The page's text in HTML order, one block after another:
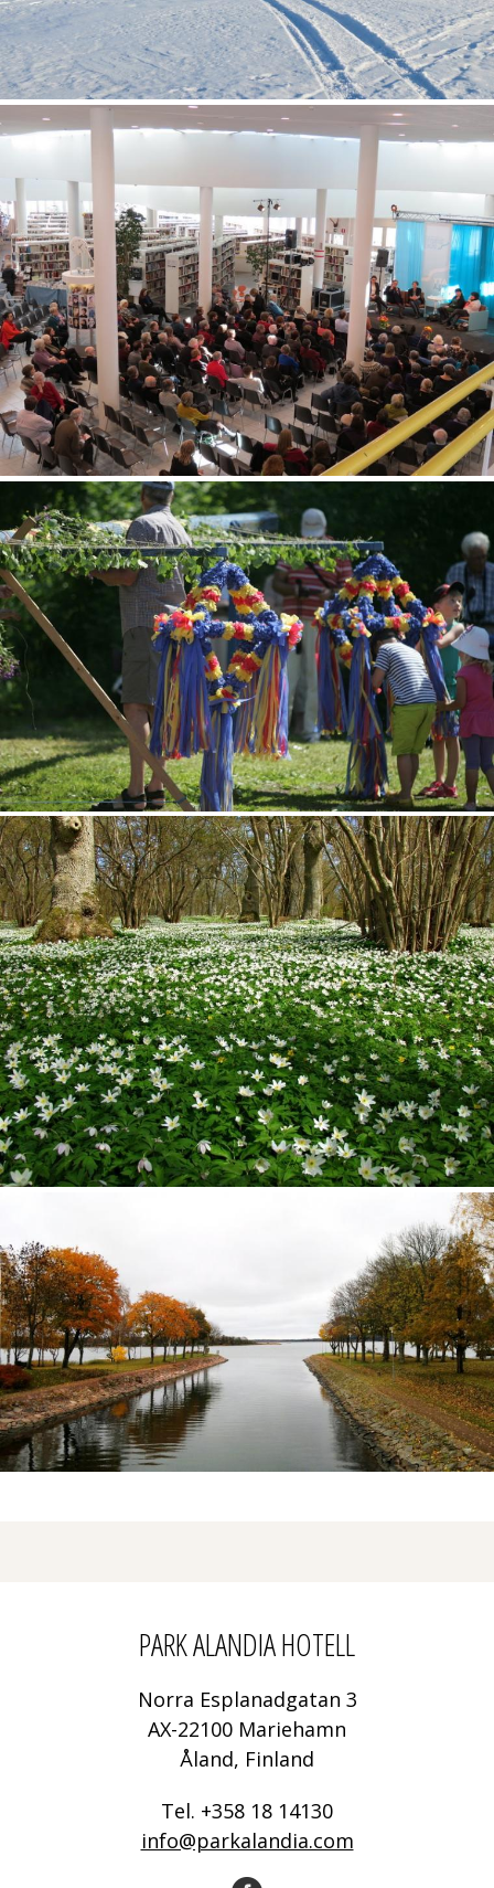
PARK ALANDIA HOTELL
Norra Esplanadgatan 3
AX-22100 Mariehamn
Åland, Finland
Tel. +358 18 14130
info@parkalandia.com